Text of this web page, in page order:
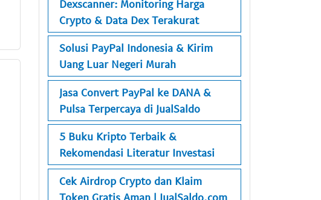
Dexscanner: Monitoring Harga
Crypto & Data Dex Terakurat
Solusi PayPal Indonesia & Kirim
Uang Luar Negeri Murah
Jasa Convert PayPal ke DANA &
Pulsa Terpercaya di JualSaldo
5 Buku Kripto Terbaik &
Rekomendasi Literatur Investasi
Cek Airdrop Crypto dan Klaim
Token Gratis Aman | JualSaldo.com